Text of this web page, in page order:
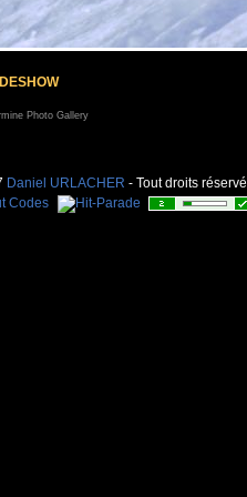
Photo Gallery
Daniel URLACHER - Tout droits